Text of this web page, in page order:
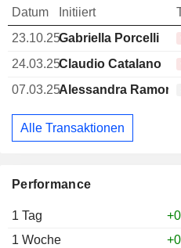
Performance
1 Tag
1 Woche
Datum Initiiert
23.10.25Gabriella Porcelli
24.03.25Claudio Catalano
07.03.25Alessandra
Alle Transaktionen